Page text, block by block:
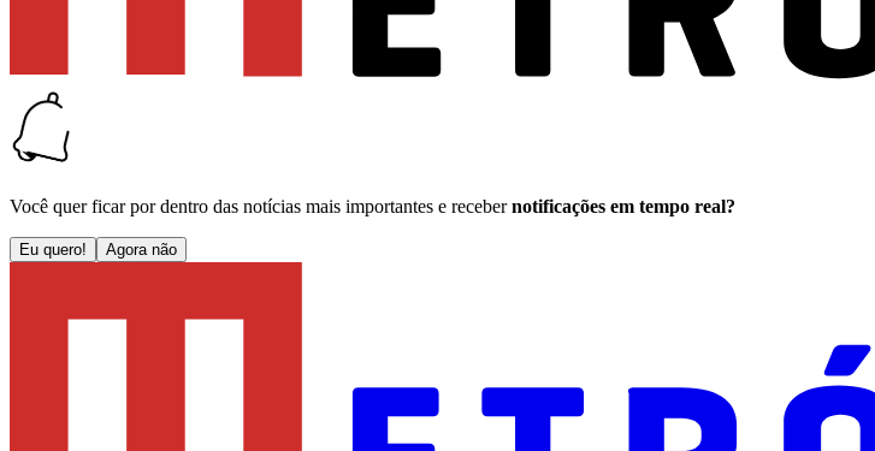
Você quer ficar por dentro das notícias mais importantes e receber notificações em tempo real?
Eu quero! Agora não